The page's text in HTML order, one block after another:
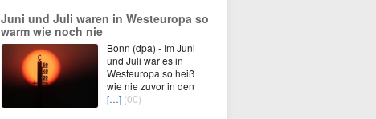
Juni und Juli waren in Westeuropa so
warm wie noch nie
Bonn (dpa) - Im Juni
und Juli war es in
Westeuropa so heiß
wie nie zuvor in den
[…] (00)